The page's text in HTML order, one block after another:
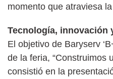
momento que atraviesa
Tecnología, innovación
El objetivo de Baryserv
de la feria, “Construimos
consistió en la